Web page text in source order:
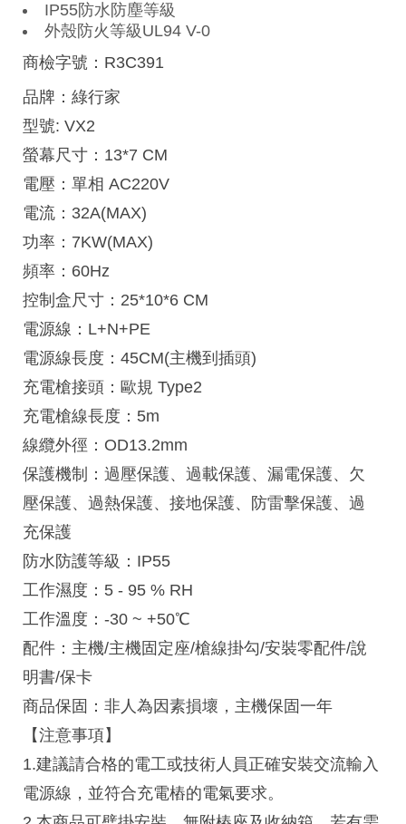
IP55防水防塵等級
外殼防火等級UL94 V-0
商檢字號：R3C391
品牌：綠行家
型號: VX2
螢幕尺寸：13*7 CM
電壓：單相 AC220V
電流：32A(MAX)
功率：7KW(MAX)
頻率：60Hz
控制盒尺寸：25*10*6 CM
電源線：L+N+PE
電源線長度：45CM(主機到插頭)
充電槍接頭：歐規 Type2
充電槍線長度：5m
線纜外徑：OD13.2mm
保護機制：過壓保護、過載保護、漏電保護、欠
壓保護、過熱保護、接地保護、防雷擊保護、過
充保護
防水防護等級：IP55
工作濕度：5 - 95 % RH
工作溫度：-30 ~ +50℃
配件：主機/主機固定座/槍線掛勾/安裝零配件/說
明書/保卡
商品保固：非人為因素損壞，主機保固一年
【注意事項】
1.建議請合格的電工或技術人員正確安裝交流輸入
電源線，並符合充電樁的電氣要求。